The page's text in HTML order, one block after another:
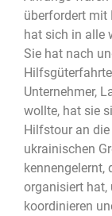
überfordert mit
hat sich in alle
Sie hat nach
Unternehmer,
wollte, hat sie
Hilfstour an die
ukrainischen
kennengelernt,
organisiert
koordinieren